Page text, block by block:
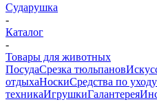
Сударушка
-
Каталог
-
Товары для животных
ПосудаСрезка тюльпанов
отдыхаНоскиСредства по
техникаИгрушкиГалантерея